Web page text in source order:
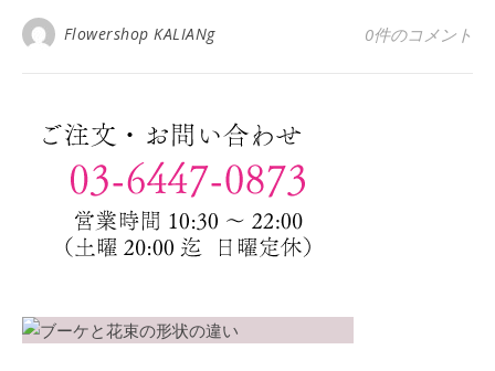
Flowershop KALIANg 0件のコメント